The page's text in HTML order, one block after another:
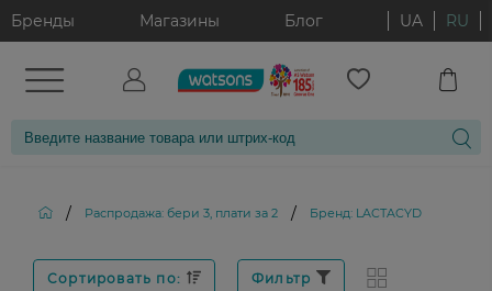
Бренды Магазины Блог UA RU
/ Распродажа: бери 3, плати за 2 / Бренд: LACTACYD
Сортировать по: Фильтр